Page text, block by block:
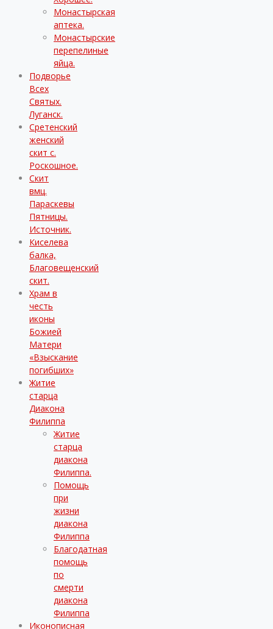
Монастырская
аптека.
Монастырские
перепелиные
яйца.
Подворье
Всех
Святых.
Луганск.
Сретенский
женский
скит с.
Роскошное.
Скит
вмц.
Параскевы
Пятницы.
Источник.
Киселева
балка,
Благовещенский
скит.
Храм в
честь
иконы
Божией
Матери
«Взыскание
погибших»
Житие
старца
Диакона
Филиппа
Житие
старца
диакона
Филиппа.
Помощь
при
жизни
диакона
Филиппа
Благодатная
помощь
по
смерти
диакона
Филиппа
Иконописная